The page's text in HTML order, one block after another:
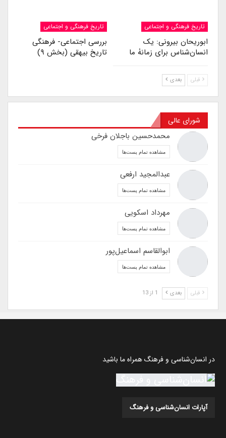
تاریخ فرهنگی و اجتماعی
ابوریحان بیرونی: یک
انسان‌شناس برای زمانۀ ما
تاریخ فرهنگی و اجتماعی
بررسی اجتماعی- فرهنگی
تاریخ بیهقی (بخش ۹)
قبلی بعدی
شورای عالی
محمدحسین باجلان فرخی
مشاهده تمام پست‌ها
عبدالمجید ارفعی
مشاهده تمام پست‌ها
مهرداد اسکویی
مشاهده تمام پست‌ها
ابوالقاسم اسماعیل‌پور
مشاهده تمام پست‌ها
قبلی بعدی
در انسان‌شناسی و فرهنگ همراه ما باشید
آپارات انسان‌شناسی و فرهنگ